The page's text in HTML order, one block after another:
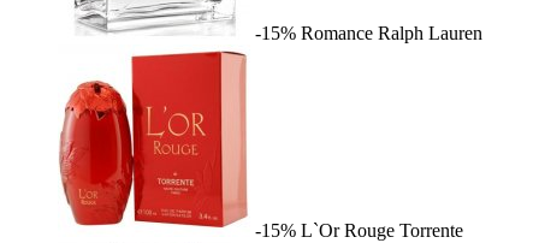
-15% Romance Ralph Lauren
-15% L`Or Rouge Torrente